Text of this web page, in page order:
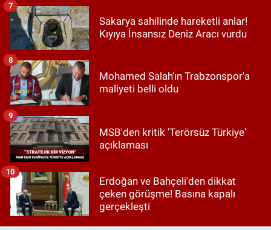
Sakarya sahilinde hareketli anlar!
Kıyıya İnsansız Deniz Aracı vurdu
7
Mohamed Salah'ın Trabzonspor'a
maliyeti belli oldu
8
MSB'den kritik 'Terörsüz Türkiye'
açıklaması
9
Erdoğan ve Bahçeli'den dikkat
çeken görüşme! Basına kapalı
gerçekleşti
10